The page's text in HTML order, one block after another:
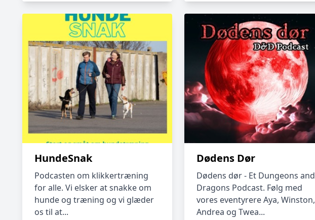
HundeSnak
Podcasten om klikkertræning
for alle. Vi elsker at snakke om
hunde og træning og vi glæder
os til at...
Dødens Dør
Dødens dør - Et Dungeons and
Dragons Podcast. Følg med
vores eventyrere Aya, Winston,
Andrea og Twea...